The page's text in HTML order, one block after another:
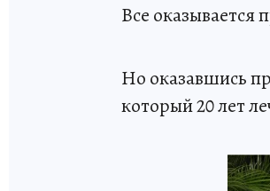
Все оказывается
Но оказавшись
который 20 лет